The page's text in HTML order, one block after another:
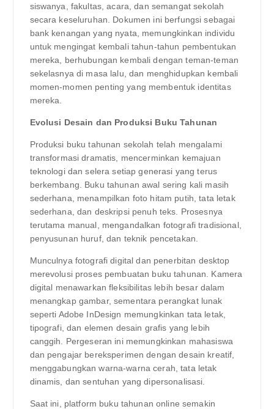
siswanya, fakultas, acara, dan semangat sekolah
secara keseluruhan. Dokumen ini berfungsi sebagai
bank kenangan yang nyata, memungkinkan individu
untuk mengingat kembali tahun-tahun pembentukan
mereka, berhubungan kembali dengan teman-teman
sekelasnya di masa lalu, dan menghidupkan kembali
momen-momen penting yang membentuk identitas
mereka.
Evolusi Desain dan Produksi Buku Tahunan
Produksi buku tahunan sekolah telah mengalami
transformasi dramatis, mencerminkan kemajuan
teknologi dan selera setiap generasi yang terus
berkembang. Buku tahunan awal sering kali masih
sederhana, menampilkan foto hitam putih, tata letak
sederhana, dan deskripsi penuh teks. Prosesnya
terutama manual, mengandalkan fotografi tradisional,
penyusunan huruf, dan teknik pencetakan.
Munculnya fotografi digital dan penerbitan desktop
merevolusi proses pembuatan buku tahunan. Kamera
digital menawarkan fleksibilitas lebih besar dalam
menangkap gambar, sementara perangkat lunak
seperti Adobe InDesign memungkinkan tata letak,
tipografi, dan elemen desain grafis yang lebih
canggih. Pergeseran ini memungkinkan mahasiswa
dan pengajar bereksperimen dengan desain kreatif,
menggabungkan warna-warna cerah, tata letak
dinamis, dan sentuhan yang dipersonalisasi.
Saat ini, platform buku tahunan online semakin